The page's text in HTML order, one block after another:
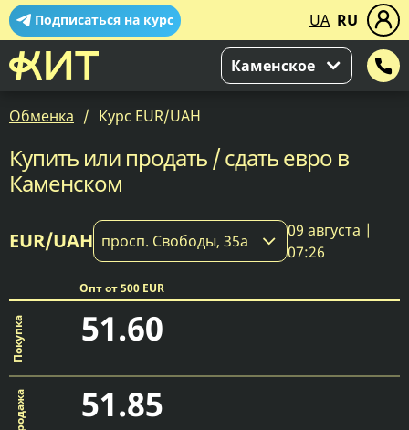
Подписаться на курс UA RU
Каменское
Обменка Курс EUR/UAH
Купить или продать / сдать евро в
Каменском
EUR/UAH просп. Свободы, 35а
09 августа |
07:26
Опт от 500 EUR
51.60
51.85